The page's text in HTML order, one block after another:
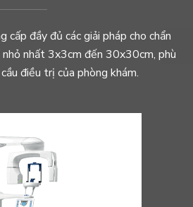
cấp đầy đủ các giải pháp cho chẩn
nhất 3x3cm đến 30x30cm, phù
điều trị của phòng khám.